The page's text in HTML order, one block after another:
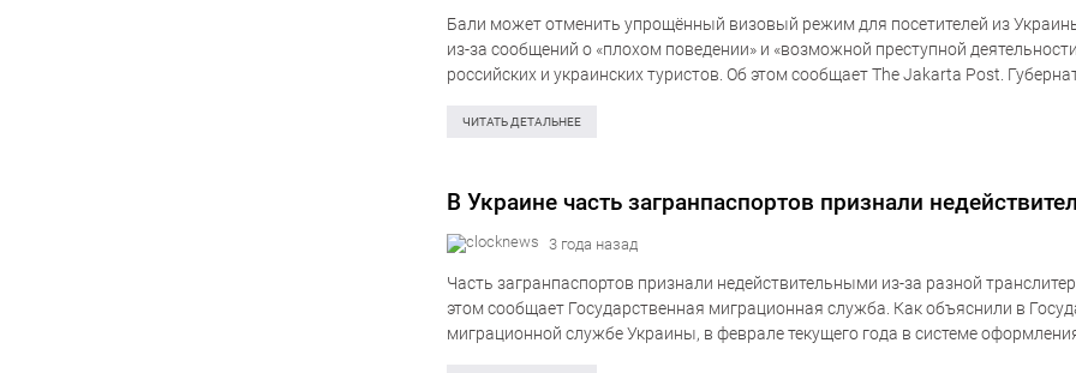
Бали может отменить упрощённый визовый режим для посетителей из
из-за сообщений о «плохом поведении» и «возможной преступной
российских и украинских туристов. Об этом сообщает The Jakarta Post.
ЧИТАТЬ ДЕТАЛЬНЕЕ
В Украине часть загранпаспортов признали
3 года назад
Часть загранпаспортов признали недействительными из-за разной
этом сообщает Государственная миграционная служба. Как объяснили в
миграционной службе Украины, в феврале текущего года в системе